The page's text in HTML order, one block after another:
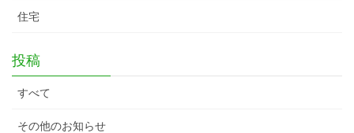
住宅
投稿
すべて
その他のお知らせ